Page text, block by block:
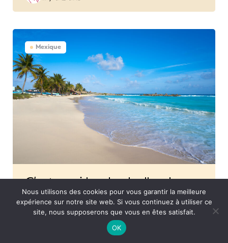
Mexique
C’est quoi la plus belle plage
du Yucatan ?
La péninsule du Yucatan est la première
destination touristique au Mexique, la vitrine du
pays. Si on pense automatiquement à Cancún,
Nous utilisons des cookies pour vous garantir la meilleure
expérience sur notre site web. Si vous continuez à utiliser ce
site, nous supposerons que vous en êtes satisfait.
OK